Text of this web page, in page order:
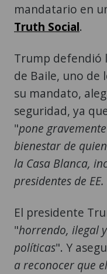
mandatario en
Truth Social.
Trump defendió
de Baile, uno de
su mandato,
seguridad, ya
"pone
bienestar de
la Casa Blanca,
presidentes de
El presidente
"horrendo, ilegal
políticas". Y
a reconocer que